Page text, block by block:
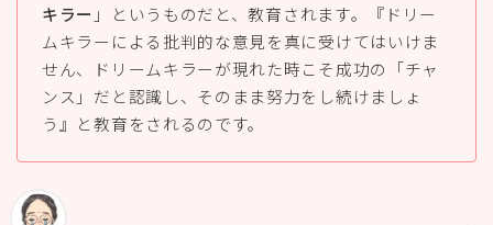
キラー 」というものだと、教育されます。『ドリー
ムキラーによる批判的な意見を真に受けてはいけま
せん、ドリームキラーが現れた時こそ成功の「チャ
ンス」だと認識し、そのまま努力をし続けましょ
う』と教育をされるのです。